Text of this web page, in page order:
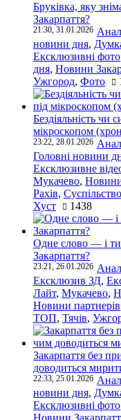
Бруківка, яку
Закарпаття?
21:30, 31.01.2026
новини дня,
Ексклюзивні фото
дня, Новини
Ужгород, Фото
Бездіяльність чи
мікроскопом
23:22, 28.01.2026
Головні новини
Ексклюзивне
Мукачево,
Рахів, Суспільство
Хуст
1438
Одне слово — і ти
Закарпаття?
23:21, 26.01.2026
Ексклюзив ЗД,
Лайт, Мукачево,
Новини партнерів
ТОП, Тячів,
Закарпаття без
доводиться
22:33, 25.01.2026
новини дня,
Ексклюзивні фото